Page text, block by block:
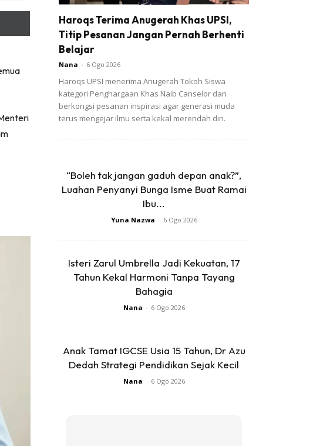
Haroqs Terima Anugerah Khas UPSI,
Titip Pesanan Jangan Pernah Berhenti
Belajar
Nana - 6 Ogo 2026
Haroqs UPSI menerima Anugerah Tokoh Siswa
kategori Penghargaan Khas Naib Canselor dan
berkongsi pesanan inspirasi agar generasi muda
terus mengejar ilmu serta kekal merendah diri.
“Boleh tak jangan gaduh depan anak?”,
Luahan Penyanyi Bunga Isme Buat Ramai
Ibu...
Yuna Nazwa - 6 Ogo 2026
Isteri Zarul Umbrella Jadi Kekuatan, 17
Tahun Kekal Harmoni Tanpa Tayang
Bahagia
Nana - 6 Ogo 2026
Anak Tamat IGCSE Usia 15 Tahun, Dr Azu
Dedah Strategi Pendidikan Sejak Kecil
Nana - 6 Ogo 2026